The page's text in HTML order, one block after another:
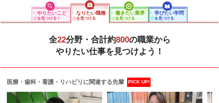
やりたいこと
を見つける！
なりたい職種
を見つける
働きたい業界
を見つける
学びたい学問
を見つける
全22分野・合計約800の職業から
やりたい仕事を見つけよう！
医療・歯科・看護・リハビリに関連する先輩 PICK UP!